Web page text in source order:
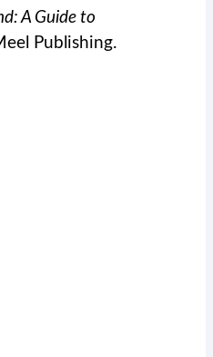
A Guide to
Publishing.